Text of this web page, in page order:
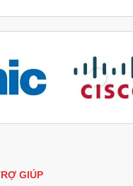
GIÚP